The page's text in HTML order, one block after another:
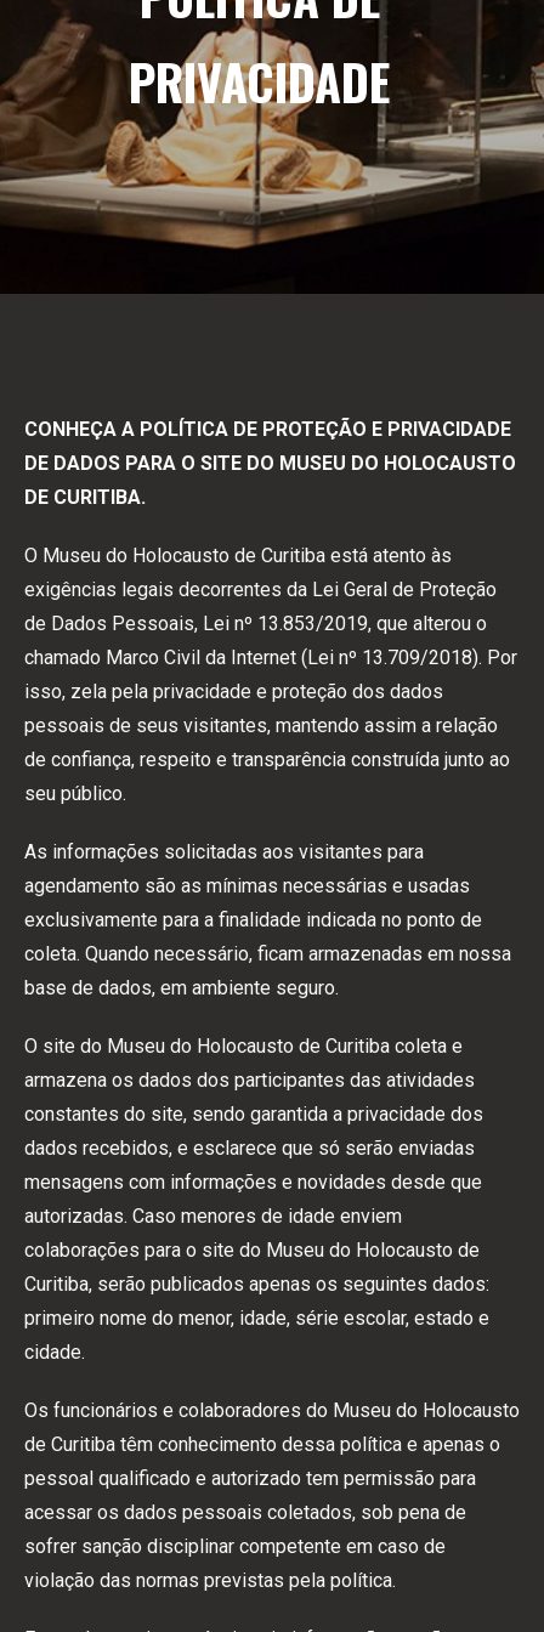
PRIVACIDADE
CONHEÇA A POLÍTICA DE PROTEÇÃO E PRIVACIDADE
DE DADOS PARA O SITE DO MUSEU DO HOLOCAUSTO
DE CURITIBA.
O Museu do Holocausto de Curitiba está atento às
exigências legais decorrentes da Lei Geral de Proteção
de Dados Pessoais, Lei nº 13.853/2019, que alterou o
chamado Marco Civil da Internet (Lei nº 13.709/2018). Por
isso, zela pela privacidade e proteção dos dados
pessoais de seus visitantes, mantendo assim a relação
de confiança, respeito e transparência construída junto ao
seu público.
As informações solicitadas aos visitantes para
agendamento são as mínimas necessárias e usadas
exclusivamente para a finalidade indicada no ponto de
coleta. Quando necessário, ficam armazenadas em nossa
base de dados, em ambiente seguro.
O site do Museu do Holocausto de Curitiba coleta e
armazena os dados dos participantes das atividades
constantes do site, sendo garantida a privacidade dos
dados recebidos, e esclarece que só serão enviadas
mensagens com informações e novidades desde que
autorizadas. Caso menores de idade enviem
colaborações para o site do Museu do Holocausto de
Curitiba, serão publicados apenas os seguintes dados:
primeiro nome do menor, idade, série escolar, estado e
cidade.
Os funcionários e colaboradores do Museu do Holocausto
de Curitiba têm conhecimento dessa política e apenas o
pessoal qualificado e autorizado tem permissão para
acessar os dados pessoais coletados, sob pena de
sofrer sanção disciplinar competente em caso de
violação das normas previstas pela política.